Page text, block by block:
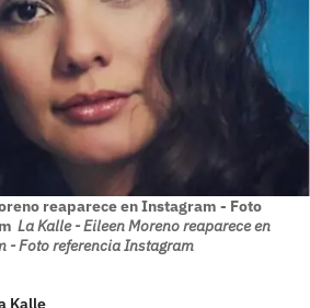
reaparece en Instagram - Foto
La Kalle - Eileen Moreno reaparece en
- Foto referencia Instagram
Kalle